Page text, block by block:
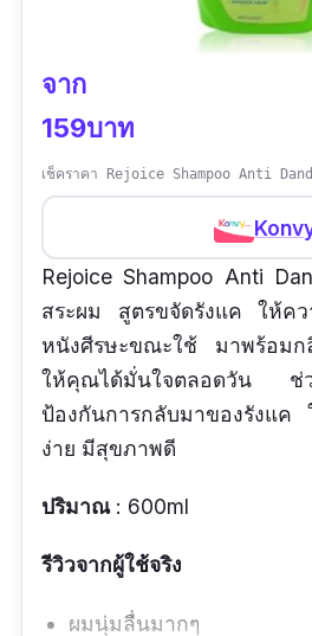
จาก
159บาท
เช็คราคา Rejoice Shampoo Anti
Rejoice Shampoo Anti
สระผม สูตรขจัดรังแค ให้ค
หนังศีรษะขณะใช้ มาพร้อมก
ให้คุณได้มั่นใจตลอดวัน ช่
ป้องกันการกลับมาของรังแ
ง่าย มีสุขภาพดี
ปริมาณ: 600ml
รีวิวจากผู้ใช้จริง
ผมนุ่มลื่นมากๆ